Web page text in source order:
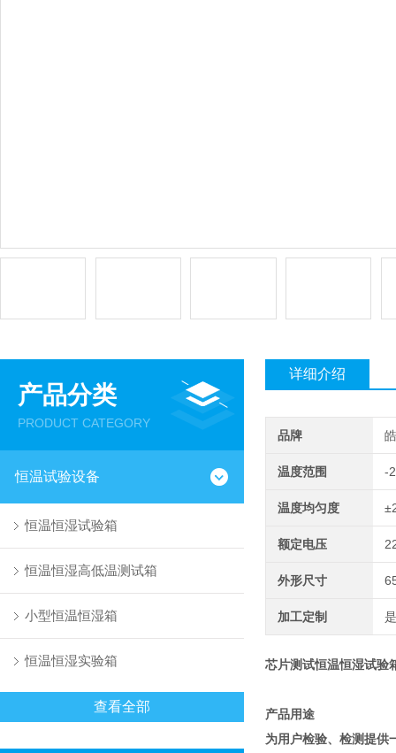
产品分类
PRODUCT CATEGORY
恒温试验设备
恒温恒湿试验箱
恒温恒湿高低温测试箱
小型恒温恒湿箱
恒温恒湿实验箱
查看全部
详细介绍
品牌
温度范围 -
温度均匀度
额定电压
外形尺寸
加工定制
芯片测试恒温恒湿试验
产品用途
为用户检验、检测提供